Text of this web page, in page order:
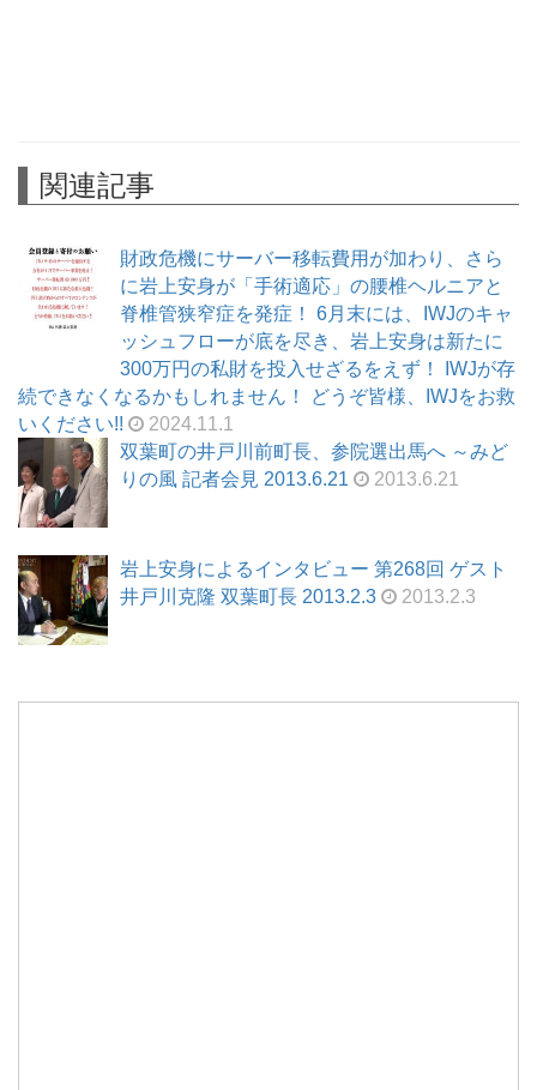
関連記事
財政危機にサーバー移転費用が加わり、さら
に岩上安身が「手術適応」の腰椎ヘルニアと
脊椎管狭窄症を発症！ 6月末には、IWJのキャ
ッシュフローが底を尽き、岩上安身は新たに
300万円の私財を投入せざるをえず！ IWJが存
続できなくなるかもしれません！ どうぞ皆様、IWJをお救
いください!!
2024.11.1
双葉町の井戸川前町長、参院選出馬へ ～みど
りの風 記者会見 2013.6.21
2013.6.21
岩上安身によるインタビュー 第268回 ゲスト
井戸川克隆 双葉町長 2013.2.3
2013.2.3